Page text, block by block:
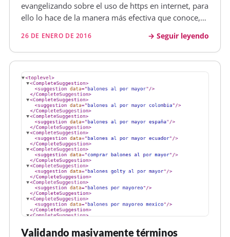
evangelizando sobre el uso de https en internet, para
ello lo hace de la manera más efectiva que conoce,
día de hoy son Googledependientes, si pierden
visibilidad en las serps de Google e…
26 DE ENERO DE 2016 Seguir leyendo
Validando masivamente términos